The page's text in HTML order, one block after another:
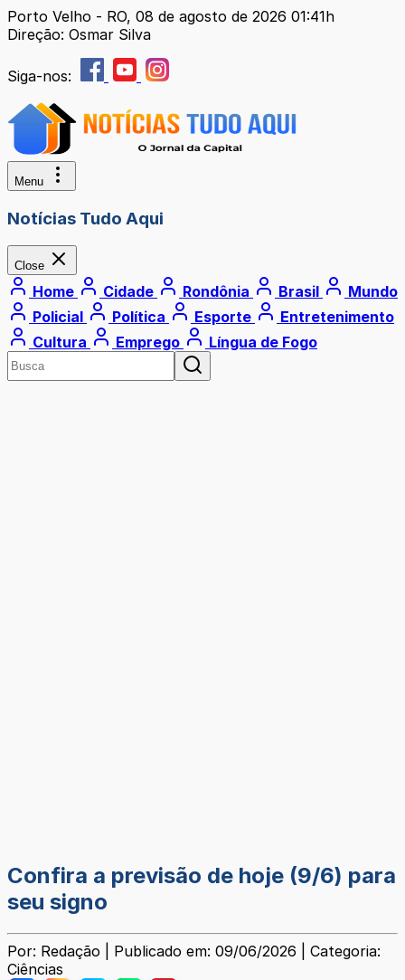
Porto Velho - RO, 08 de agosto de 2026 01:41h
Direção: Osmar Silva
Siga-nos:
Menu
Notícias Tudo Aqui
Close
Home Cidade Rondônia Brasil
Mundo
Policial
Política Esporte
Entretenimento
Cultura
Emprego Língua de Fogo
Confira a previsão de hoje (9/6) para
seu signo
Por: Redação | Publicado em: 09/06/2026 | Categoria:
Ciências